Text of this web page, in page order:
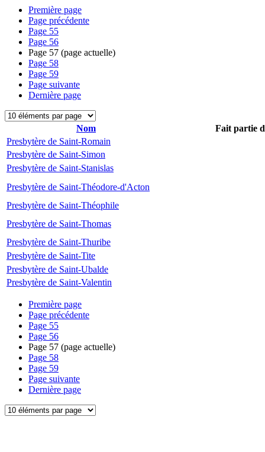
Première page
Page précédente
Page 55
Page 56
Page 57 (page actuelle)
Page 58
Page 59
Page suivante
Dernière page
Nom
Fait partie
Presbytère de Saint-Romain
Presbytère de Saint-Simon
Presbytère de Saint-Stanislas
Presbytère de Saint-Théodore-d'Acton
Presbytère de Saint-Théophile
Presbytère de Saint-Thomas
Presbytère de Saint-Thuribe
Presbytère de Saint-Tite
Presbytère de Saint-Ubalde
Presbytère de Saint-Valentin
Première page
Page précédente
Page 55
Page 56
Page 57 (page actuelle)
Page 58
Page 59
Page suivante
Dernière page